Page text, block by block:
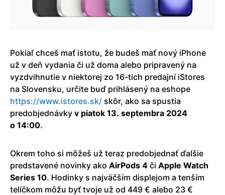
Pokiaľ chceš mať istotu, že budeš mať nový iPhone
už v deň vydania či už doma alebo pripravený na
vyzdvihnutie v niektorej zo 16-tich predajní iStores
na Slovensku, určite buď prihlásený na eshope
https://www.istores.sk/ skôr, ako sa spustia
predobjednávky v piatok 13. septembra 2024
o 14:00.
Okrem toho si môžeš už teraz predobjednať ďalšie
predstavené novinky ako AirPods 4 či Apple Watch
Series 10. Hodinky s najväčším displejom a tenším
telíčkom môžu byť tvoje už od 449 € alebo 23 €